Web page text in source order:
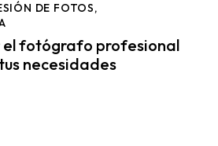
DE FOTOS,
el fotógrafo profesional
necesidades